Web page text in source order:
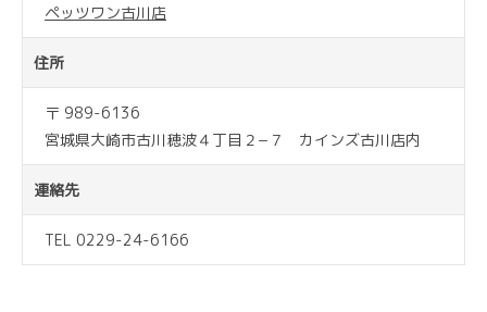
ペッツワン古川店
住所
〒 989-6136
宮城県大崎市古川穂波４丁目２−７ カインズ古川店内
連絡先
TEL 0229-24-6166